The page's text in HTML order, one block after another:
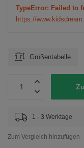
TypeError: Failed to
https://
Größentabelle
1 - 3 Werktage
Zum Vergleich hinzufügen